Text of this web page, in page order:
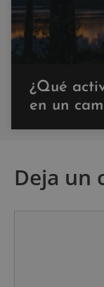
¿Qué
en un
Deja un